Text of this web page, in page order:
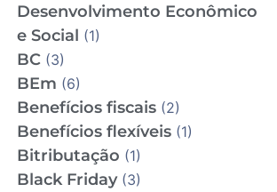
Desenvolvimento Econômico
e Social (1)
BC(3)
BEm (6)
Benefícios fiscais(2)
Benefícios flexíveis(1)
Bitributação (1)
Black Friday(3)